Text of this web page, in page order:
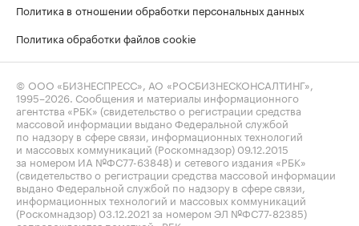
Политика в отношении обработки персональных данных
Политика обработки файлов cookie
© ООО «БИЗНЕСПРЕСС», АО «РОСБИЗНЕСКОНСАЛТИНГ»,
1995–2026 . Сообщения и материалы информационного
агентства «РБК» (свидетельство о регистрации средства
массовой информации выдано Федеральной службой
по надзору в сфере связи, информационных технологий
и массовых коммуникаций (Роскомнадзор) 09.12.2015
за номером ИА №ФС77-63848) и сетевого издания «РБК»
(свидетельство о регистрации средства массовой информации
выдано Федеральной службой по надзору в сфере связи,
информационных технологий и массовых коммуникаций
(Роскомнадзор) 03.12.2021 за номером ЭЛ №ФС77-82385)